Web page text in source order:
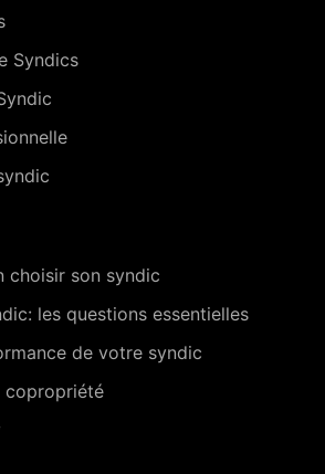
Syndics
choisir son syndic
les questions essentielles
de votre syndic
copropriété